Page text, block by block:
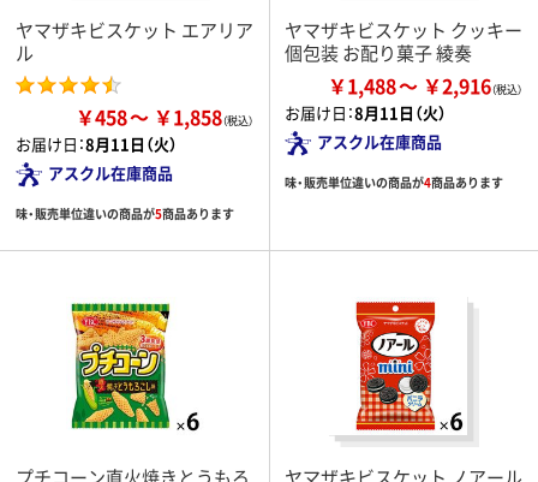
ヤマザキビスケット エアリア
ル
￥458 ￥1,858
お届け日：8月11日（火）
アスクル在庫商品
味・販売単位違いの商品が5商品あります
ヤマザキビスケット クッキー
個包装 お配り菓子 綾奏
￥1,488 ￥2,916
お届け日：8月11日（火）
アスクル在庫商品
味・販売単位違いの商品が4商品あります
プチコーン直火焼きとうもろ
ヤマザキビスケット ノアール